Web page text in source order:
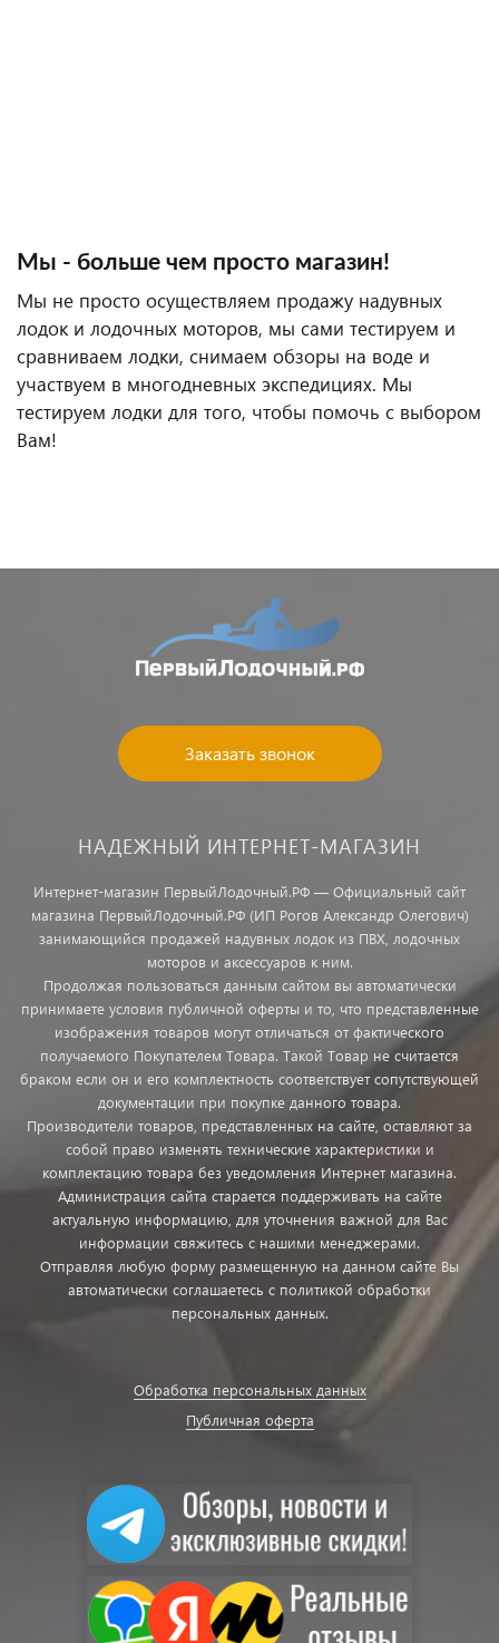
Мы - больше чем просто магазин!
Мы не просто осуществляем продажу надувных
лодок и лодочных моторов, мы сами тестируем и
сравниваем лодки, снимаем обзоры на воде и
участвуем в многодневных экспедициях. Мы
тестируем лодки для того, чтобы помочь с выбором
Вам!
Заказать звонок
НАДЕЖНЫЙ ИНТЕРНЕТ-МАГАЗИН
Интернет-магазин ПервыйЛодочный.РФ — Официальный сайт
магазина ПервыйЛодочный.РФ (ИП Рогов Александр Олегович)
занимающийся продажей надувных лодок из ПВХ, лодочных
моторов и аксессуаров к ним.
Продолжая пользоваться данным сайтом вы автоматически
принимаете условия публичной оферты и то, что представленные
изображения товаров могут отличаться от фактического
получаемого Покупателем Товара. Такой Товар не считается
браком если он и его комплектность соответствует сопутствующей
документации при покупке данного товара.
Производители товаров, представленных на сайте, оставляют за
собой право изменять технические характеристики и
комплектацию товара без уведомления Интернет магазина.
Администрация сайта старается поддерживать на сайте
актуальную информацию, для уточнения важной для Вас
информации свяжитесь с нашими менеджерами.
Отправляя любую форму размещенную на данном сайте Вы
автоматически соглашаетесь с политикой обработки
персональных данных.
Обработка персональных данных
Публичная оферта